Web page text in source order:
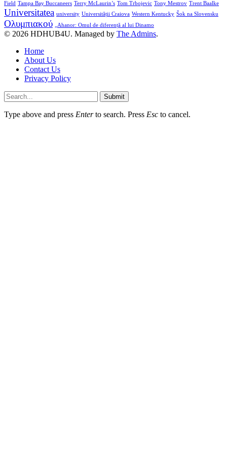
Field Tampa Bay Buccaneers Terry McLaurin’s Tom Trbojevic Tony Mestrov Trent Baalke
Universitatea university Universității Craiova Western Kentucky Šok na Slovensku
Ολυμπιακού „Ahanor: Omul de diferență al lui Dinamo
© 2026 HDHUB4U. Managed by The Admins.
Home
About Us
Contact Us
Privacy Policy
Submit
Type above and press Enterto search. Press Esc to cancel.